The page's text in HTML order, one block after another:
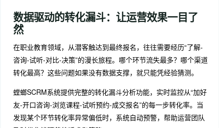
数据驱动的转化漏斗：让运营效果一目了
然
在职业教育领域，从潜客触达到最终报名，往往需要经历“了解-
咨询-试听-对比-决策”的漫长旅程。哪个环节流失最多？哪个渠道
转化最高？这些问题如果没有数据支撑，就只能凭经验猜测。
螳螂SCRM系统提供完整的转化漏斗分析功能，实时监控从“加好
友-开口咨询-浏览课程-试听预约-成交报名”的每一步转化率。当
发现某个环节转化率异常偏低时，系统自动预警，帮助运营团队